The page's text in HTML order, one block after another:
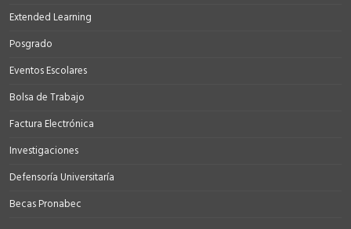
Extended Learning
Posgrado
Eventos Escolares
Bolsa de Trabajo
Factura Electrónica
Investigaciones
Defensoría Universitaría
Becas Pronabec